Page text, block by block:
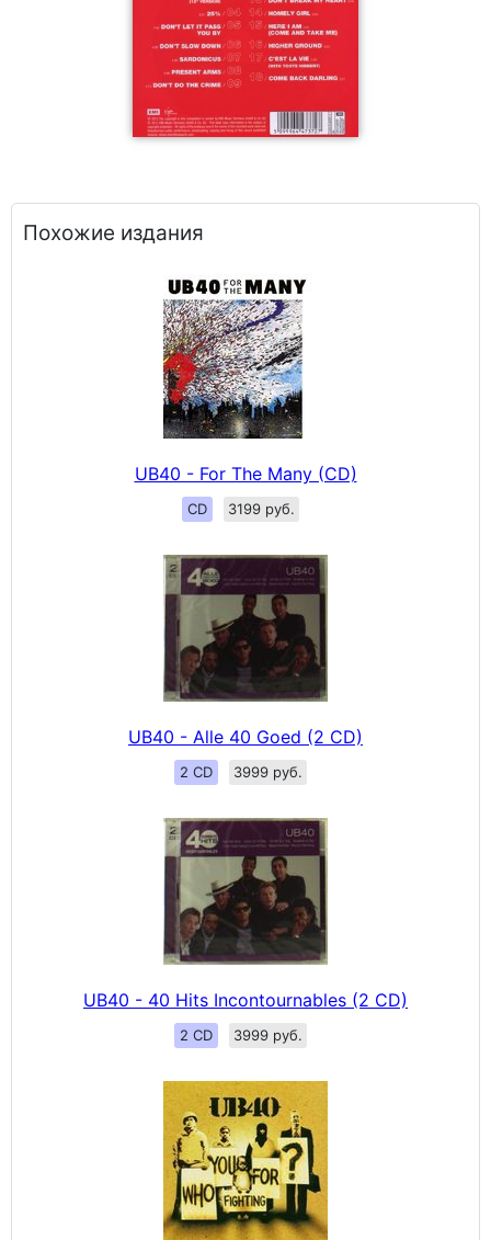
Похожие издания
UB40 - For The Many (CD)
CD 3199 руб.
UB40 - Alle 40 Goed (2 CD)
2 CD 3999 руб.
UB40 - 40 Hits Incontournables (2 CD)
2 CD 3999 руб.